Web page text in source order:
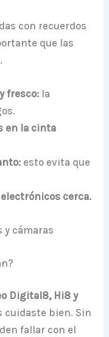
con recuerdos
que las
fresco:la
en la cinta
esto evita que
cerca.
y cámaras
Digital8, Hi8 y
cuidaste bien. Sin
fallar con el